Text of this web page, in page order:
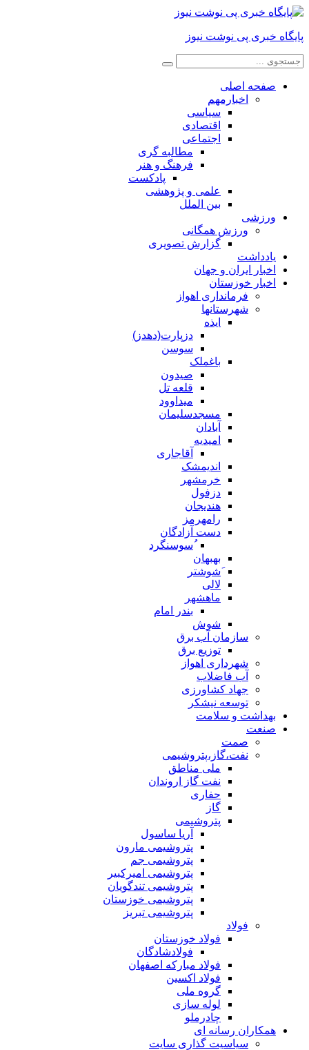
پایگاه خبری پی نوشت نیوز
صفحه اصلی
اخبارمهم
سیاسی
اقتصادی
اجتماعی
مطالبه گری
فرهنگ و هنر
پادکست
علمی و پژوهشی
بین الملل
ورزشی
ورزش همگانی
گزارش تصویری
یادداشت
اخبار ایران و جهان
اخبار خوزستان
فرمانداری اهواز
شهرستانها
ایذه
دزپارت(دهدز)
سوسن
باغملک
صیدون
قلعه تل
میداوود
مسجدسلیمان
آبادان
امیدیه
آقاجاری
اندیمشک
خرمشهر
دزفول
هندیجان
رامهرمز
دست آزادگان
ُسوسنگرد
بهبهان
َشوشتر
لالی
ماهشهر
بندر امام
شوش
سازمان آب برق
توزیع برق
شهرداری اهواز
آب فاضلاب
جهاد کشاورزی
توسعه نیشکر
بهداشت و سلامت
صنعت
صمت
نفت،گاز،پتروشیمی
ملی مناطق
نفت گاز اروندان
حفاری
گاز
پتروشیمی
آریا ساسول
پتروشیمی مارون
پتروشیمی جم
پتروشیمی امیرکبیر
پتروشیمی تندگویان
پتروشیمی خوزستان
پتروشیمی تبریز
فولاد
فولاد خوزستان
فولادشادگان
فولاد مبارکه اصفهان
فولاد اکسین
گروه ملی
لوله سازی
چادرملو
همکاران رسانه ای
سیاسیت گذاری سایت